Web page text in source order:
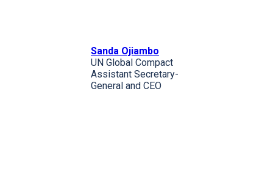
Sanda Ojiambo
UN Global Compact
Assistant Secretary-
General and CEO